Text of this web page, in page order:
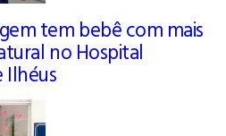
tem bebê com mais
no Hospital